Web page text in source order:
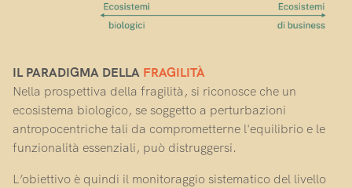
IL PARADIGMA DELLA FRAGILITÀ
Nella prospettiva della fragilità, si riconosce che un
ecosistema biologico, se soggetto a perturbazioni
antropocentriche tali da comprometterne l'equilibrio e le
funzionalità essenziali, può distruggersi.
L’obiettivo è quindi il monitoraggio sistematico del livello